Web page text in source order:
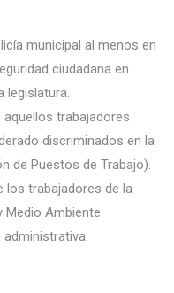
municipal al menos en
ciudadana en
legislatura.
trabajadores
discriminados en la
de Puestos de Trabajo).
los trabajadores de la
Medio Ambiente.